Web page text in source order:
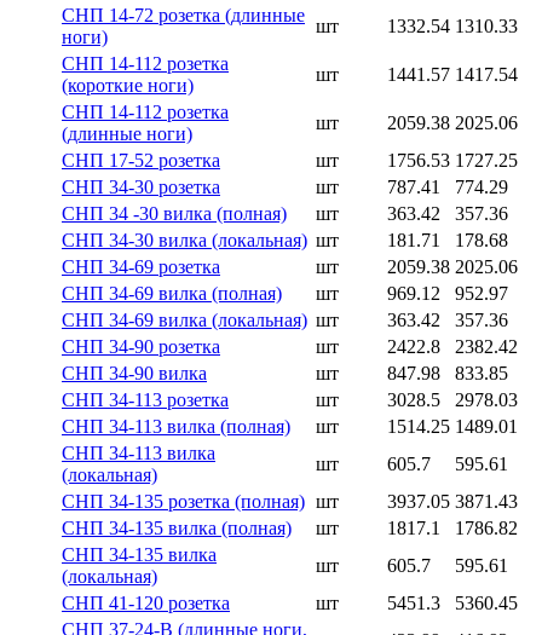
СНП 14-72 розетка (длинные
ноги)
шт 1332.54 1310.33
СНП 14-112 розетка
(короткие ноги)
шт 1441.57 1417.54
СНП 14-112 розетка
(длинные ноги)
шт 2059.38 2025.06
СНП 17-52 розетка
шт 1756.53 1727.25
СНП 34-30 розетка
шт 787.41
774.29
СНП 34 -30 вилка (полная)
шт 363.42
357.36
СНП 34-30 вилка (локальная) шт 181.71
178.68
СНП 34-69 розетка
шт 2059.38 2025.06
СНП 34-69 вилка (полная)
шт 969.12
952.97
СНП 34-69 вилка (локальная) шт 363.42
357.36
СНП 34-90 розетка
шт 2422.8
2382.42
СНП 34-90 вилка
шт 847.98
833.85
СНП 34-113 розетка
шт 3028.5
2978.03
СНП 34-113 вилка (полная)
шт 1514.25 1489.01
СНП 34-113 вилка
(локальная)
шт 605.7
595.61
СНП 34-135 розетка (полная) шт 3937.05 3871.43
СНП 34-135 вилка (полная)
шт 1817.1
1786.82
СНП 34-135 вилка
(локальная)
шт 605.7
595.61
СНП 41-120 розетка
шт 5451.3
5360.45
СНП 37-24-В (длинные ноги,